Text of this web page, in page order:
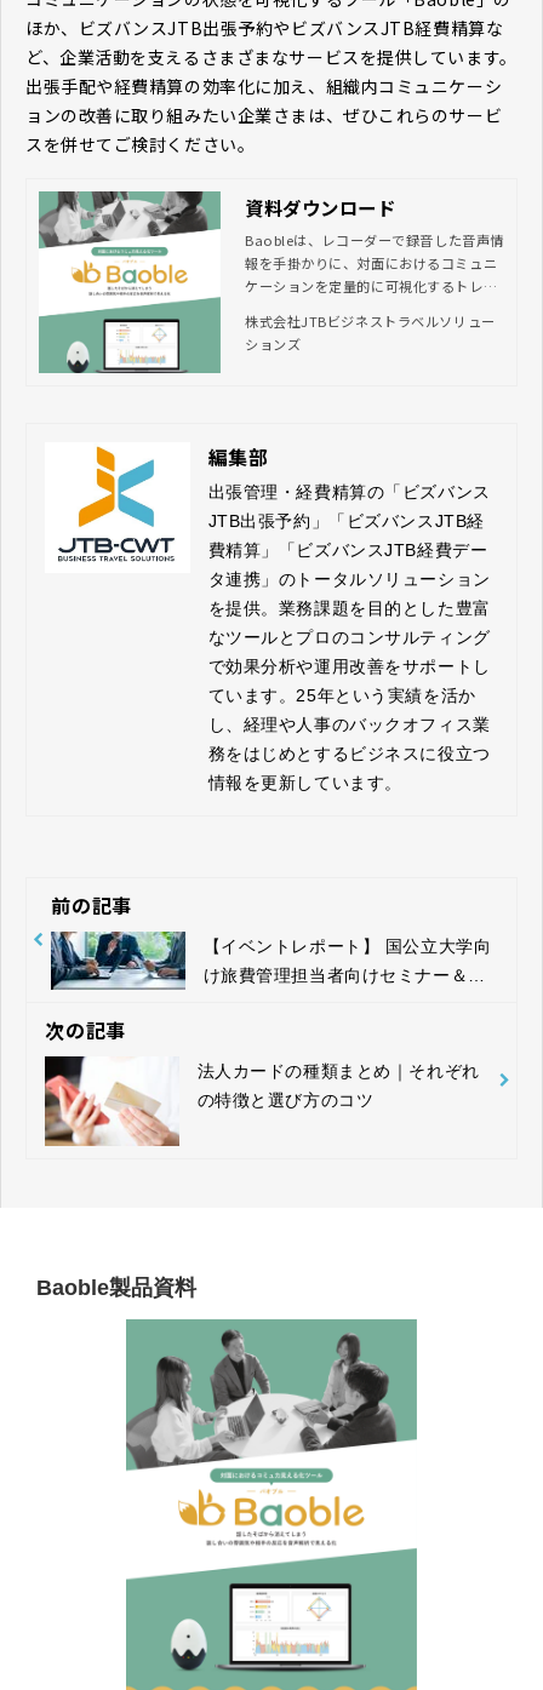
ほか、ビズバンスJTB出張予約やビズバンスJTB経費精算な
ど、企業活動を支えるさまざまなサービスを提供しています。
出張手配や経費精算の効率化に加え、組織内コミュニケーシ
ョンの改善に取り組みたい企業さまは、ぜひこれらのサービ
スを併せてご検討ください。
資料ダウンロード
Baobleは、レコーダーで録音した音声情
報を手掛かりに、対面におけるコミュニ
ケーションを定量的に可視化するトレー
コミュニケーション力を客観的に把握で
きるようになり、人的資本経営の促進や
株式会社JTBビジネストラベルソリュー
ションズ
編集部
出張管理・経費精算の「ビズバンス
JTB出張予約」「ビズバンスJTB経
費精算」「ビズバンスJTB経費デー
タ連携」のトータルソリューション
を提供。業務課題を目的とした豊富
なツールとプロのコンサルティング
で効果分析や運用改善をサポートし
ています。25年という実績を活か
し、経理や人事のバックオフィス業
務をはじめとするビジネスに役立つ
情報を更新しています。
前の記事
【イベントレポート】 国公立大学向
け旅費管理担当者向けセミナー＆ネ
次の記事
法人カードの種類まとめ｜それぞれ
の特徴と選び方のコツ
Baoble製品資料